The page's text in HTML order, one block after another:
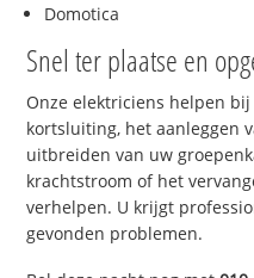
Domotica
Snel ter plaatse en
Onze elektriciens helpen
kortsluiting, het aanleggen
uitbreiden van uw
krachtstroom of het
verhelpen. U krijgt
gevonden problemen.